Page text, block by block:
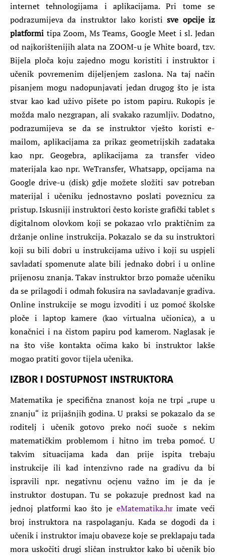
internet tehnologijama i aplikacijama. Pri tome se
podrazumijeva da instruktor lako koristisve opcije iz
platformi tipa Zoom, Ms Teams, Google Meet i sl. Jedan
od najkorištenijih alata na ZOOM-u je White board, tzv.
Bijela ploča koju zajedno mogu koristiti i instruktor i
učenik povremenim dijeljenjem zaslona. Na taj način
pisanjem mogu nadopunjavati jedan drugog što je ista
stvar kao kad uživo pišete po istom papiru. Rukopis je
možda malo nezgrapan, ali svakako razumljiv. Dodatno,
podrazumijeva se da se instruktor vješto koristi e-
mailom, aplikacijama za prikaz geometrijskih zadataka
kao npr. Geogebra, aplikacijama za transfer video
materijala kao npr. WeTransfer, Whatsapp, opcijama na
Google drive-u (disk) gdje možete složiti sav potreban
materijal i učeniku jednostavno poslati poveznicu za
pristup. Iskusniji instruktori često koriste grafički tablet s
digitalnom olovkom koji se pokazao vrlo praktičnim za
držanje online instrukcija. Pokazalo se da su instruktori
koji su bili dobri u instrukcijama uživo i koji su uspjeli
savladati spomenute alate bili jednako dobri i u online
prijenosu znanja. Takav instruktor brzo pomaže učeniku
da se prilagodi i odmah fokusira na savladavanje gradiva.
Online instrukcije se mogu izvoditi i uz pomoć školske
ploče i laptop kamere (kao virtualna učionica), a u
konačnici i na čistom papiru pod kamerom. Naglasak je
na što više kontakta očima kako bi instruktor lakše
mogao pratiti govor tijela učenika.
IZBOR I DOSTUPNOST INSTRUKTORA
Matematika je specifična znanost koja ne trpi „rupe u
znanju“ iz prijašnjih godina. U praksi se pokazalo da se
roditelj i učenik gotovo preko noći suoče s nekim
matematičkim problemom i hitno im treba pomoć. U
takvim situacijama kada dan prije ispita trebaju
instrukcije ili kad intenzivno rade na gradivu da bi
ispravili npr. negativnu ocjenu važno im je da je
instruktor dostupan. Tu se pokazuje prednost kad na
jednoj platformi kao što je eMatematika.hrimate veći
broj instruktora na raspolaganju. Kada se dogodi da i
učenik i instruktor imaju obaveze koje se preklapaju tada
mora uskočiti drugi sličan instruktor kako bi učenik bio